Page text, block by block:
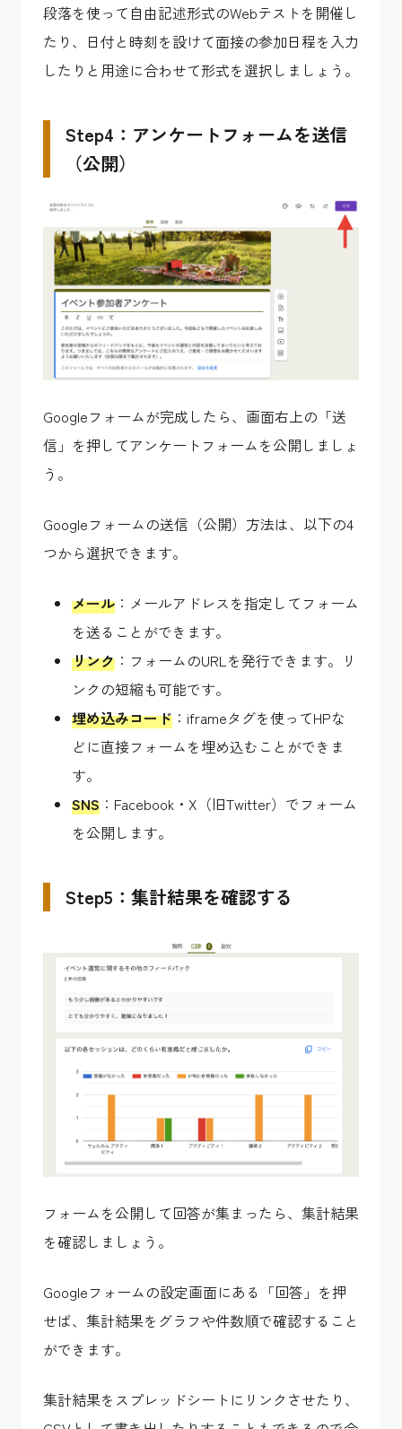
段落を使って自由記述形式のWebテストを開催し
たり、日付と時刻を設けて面接の参加日程を入力
したりと用途に合わせて形式を選択しましょう。
Step4：アンケートフォームを送信
（公開）
Googleフォームが完成したら、画面右上の「送
信」を押してアンケートフォームを公開しましょ
う。
Googleフォームの送信（公開）方法は、以下の4
つから選択できます。
メール ：メールアドレスを指定してフォーム
を送ることができます。
リンク ：フォームのURLを発行できます。リ
ンクの短縮も可能です。
埋め込みコード ：iframeタグを使ってHPな
どに直接フォームを埋め込むことができま
す。
SNS ：Facebook・X（旧Twitter）でフォーム
を公開します。
Step5：集計結果を確認する
フォームを公開して回答が集まったら、集計結果
を確認しましょう。
Googleフォームの設定画面にある「回答」を押
せば、集計結果をグラフや件数順で確認すること
ができます。
集計結果をスプレッドシートにリンクさせたり、